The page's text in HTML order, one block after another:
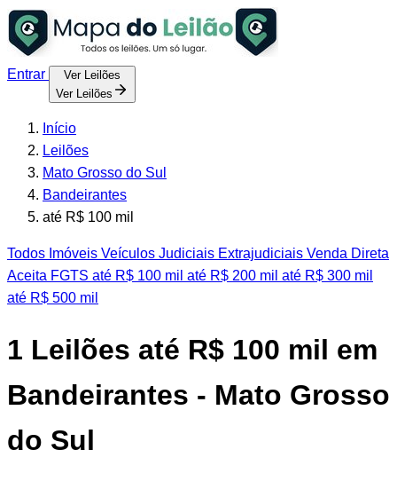
Entrar
Ver Leilões
Ver Leilões
Início
Leilões
Mato Grosso do Sul
Bandeirantes
até R$ 100 mil
Todos Imóveis Veículos Judiciais Extrajudiciais Venda Direta
Aceita FGTS até R$ 100 mil até R$ 200 mil até R$ 300 mil
até R$ 500 mil
1 Leilões até R$ 100 mil em
Bandeirantes - Mato Grosso
do Sul